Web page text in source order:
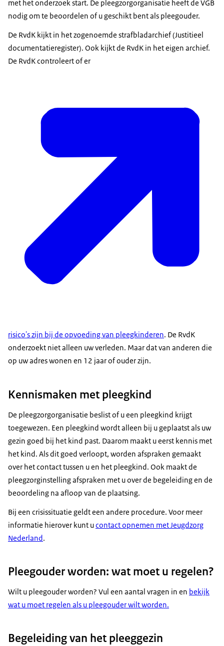
met het onderzoek start. De pleegzorgorganisatie heeft de VGB
nodig om te beoordelen of u geschikt bent als pleegouder.
De RvdK kijkt in het zogenoemde strafbladarchief (Justitieel
documentatieregister). Ook kijkt de RvdK in het eigen archief.
De RvdK controleert of er
risico's zijn bij de opvoeding van pleegkinderen. De RvdK
onderzoekt niet alleen uw verleden. Maar dat van anderen die
op uw adres wonen en 12 jaar of ouder zijn.
Kennismaken met pleegkind
De pleegzorgorganisatie beslist of u een pleegkind krijgt
toegewezen. Een pleegkind wordt alleen bij u geplaatst als uw
gezin goed bij het kind past. Daarom maakt u eerst kennis met
het kind. Als dit goed verloopt, worden afspraken gemaakt
over het contact tussen u en het pleegkind. Ook maakt de
pleegzorginstelling afspraken met u over de begeleiding en de
beoordeling na afloop van de plaatsing.
Bij een crisissituatie geldt een andere procedure. Voor meer
informatie hierover kunt ucontact opnemen met Jeugdzorg
Nederland.
Pleegouder worden: wat moet u regelen?
Wilt u pleegouder worden? Vul een aantal vragen in en bekijk
wat u moet regelen als u pleegouder wilt worden.
Begeleiding van het pleeggezin